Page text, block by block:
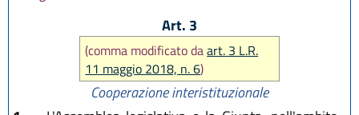
Art. 3
(comma modificato daart. 3 L.R.
11 maggio 2018, n. 6)
Cooperazione interistituzionale